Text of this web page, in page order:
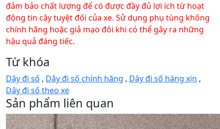
đảm bảo chất lượng để có được đầy đủ lợi ích từ hoạt
động tin cậy tuyệt đối của xe. Sử dụng phụ tùng không
chính hãng hoặc giả mạo đôi khi có thể gây ra những
hậu quả đáng tiếc.
Từ khóa
Dây đi số , Dây đi số chính hãng , Dây đi số hàng xịn ,
Dây đi số theo xe
Sản phẩm liên quan